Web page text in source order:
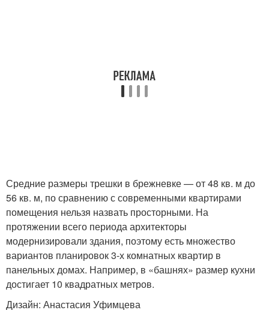
Двухкомнатная
квартира
Квартиры в хрущёвках
Средние размеры трешки в брежневке — от 48 кв. м до
56 кв. м, по сравнению с современными квартирами
помещения нельзя назвать просторными. На
протяжении всего периода архитекторы
модернизировали здания, поэтому есть множество
вариантов планировок 3-х комнатных квартир в
панельных домах. Например, в «башнях» размер кухни
достигает 10 квадратных метров.
Дизайн: Анастасия Уфимцева